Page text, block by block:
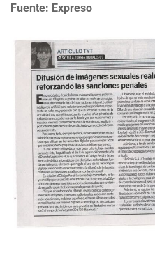
Fuente: Expreso